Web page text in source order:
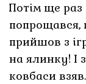
Потім ще раз
попрощався,
прийшов з
на ялинку! І
ковбаси